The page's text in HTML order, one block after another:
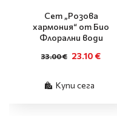
Сет „Розова
хармония“ от Био
Флорални води
23.10 €
33.00 €
Купи сега